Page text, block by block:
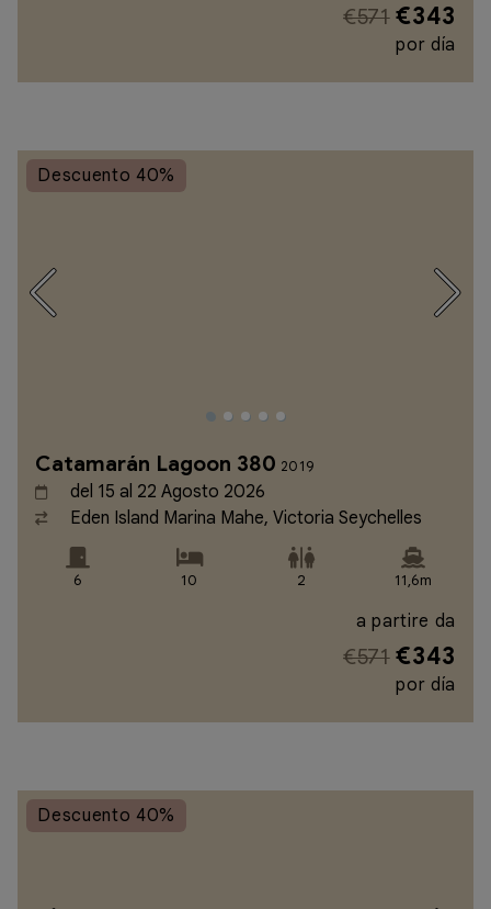
€571 €343
por día
Descuento 40%
Catamarán Lagoon 380 2019
del 15 al 22 Agosto 2026
Eden Island Marina Mahe, Victoria Seychelles
6 10 2 11,6m
a partire da
€571 €343
por día
Descuento 40%